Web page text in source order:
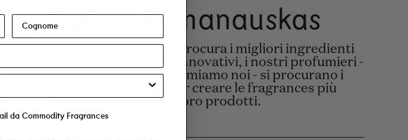
Donna Ramanauskas
Come uno chef che si procura i migliori ingredienti
per creare i piatti più innovativi, i nostri profumieri -
o Creatori, come li chiamiamo noi - si procurano i
migliori ingredienti per creare le fragrances più
innovative ispirate ai loro prodotti.
da Commodity Fragrances